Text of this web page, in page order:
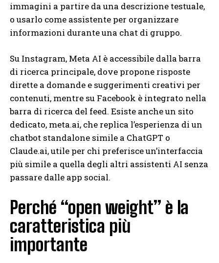
immagini a partire da una descrizione testuale,
o usarlo come assistente per organizzare
informazioni durante una chat di gruppo.
Su Instagram, Meta AI è accessibile dalla barra
di ricerca principale, dove propone risposte
dirette a domande e suggerimenti creativi per
contenuti, mentre su Facebook è integrato nella
barra di ricerca del feed. Esiste anche un sito
dedicato, meta.ai, che replica l’esperienza di un
chatbot standalone simile a ChatGPT o
Claude.ai, utile per chi preferisce un’interfaccia
più simile a quella degli altri assistenti AI senza
passare dalle app social.
Perché “open weight” è la
caratteristica più
importante